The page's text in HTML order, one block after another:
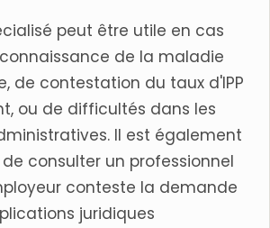
peut être utile en cas
de la maladie
de contestation du taux d'IPP
ou de difficultés dans les
Il est également
consulter un professionnel
conteste la demande
juridiques